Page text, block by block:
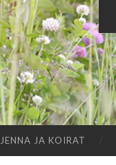
JENNA JA KOIRAT